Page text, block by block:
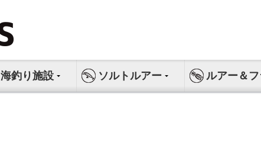
海釣り施設 ソルトルアー ルアー＆フ